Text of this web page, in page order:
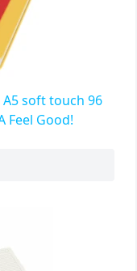
soft touch 96
Feel Good!